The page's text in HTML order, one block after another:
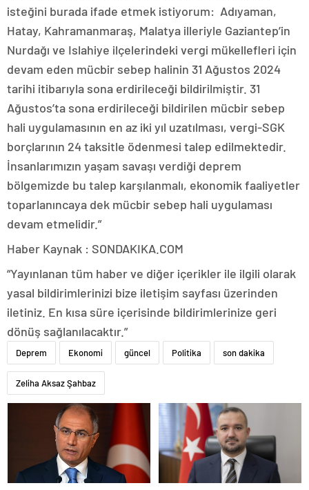
isteğini burada ifade etmek istiyorum: Adıyaman,
Hatay, Kahramanmaraş, Malatya illeriyle Gaziantep’in
Nurdağı ve Islahiye ilçelerindeki vergi mükellefleri için
devam eden mücbir sebep halinin 31 Ağustos 2024
tarihi itibarıyla sona erdirileceği bildirilmiştir. 31
Ağustos’ta sona erdirileceği bildirilen mücbir sebep
hali uygulamasının en az iki yıl uzatılması, vergi-SGK
borçlarının 24 taksitle ödenmesi talep edilmektedir.
İnsanlarımızın yaşam savaşı verdiği deprem
bölgemizde bu talep karşılanmalı, ekonomik faaliyetler
toparlanıncaya dek mücbir sebep hali uygulaması
devam etmelidir.”
Haber Kaynak : SONDAKIKA.COM
“Yayınlanan tüm haber ve diğer içerikler ile ilgili olarak
yasal bildirimlerinizi bize iletişim sayfası üzerinden
iletiniz. En kısa süre içerisinde bildirimlerinize geri
dönüş sağlanılacaktır.”
Deprem Ekonomi güncel Politika son dakika
Zeliha Aksaz Şahbaz